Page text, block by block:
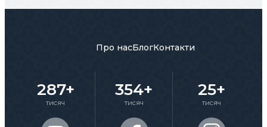
Про насБлогКонтакти
287+
тисяч
354+
тисяч
25+
тисяч